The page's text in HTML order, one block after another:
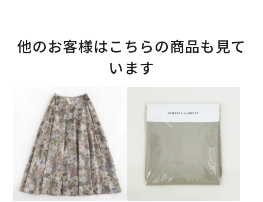
他のお客様はこちらの商品も見て
います